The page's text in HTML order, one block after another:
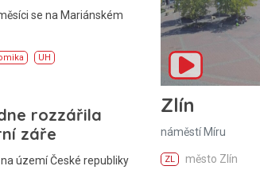
se na Mariánském
UH
rozzářila
záře
na území České republiky
Zlín
náměstí Míru
ZL město Zlín